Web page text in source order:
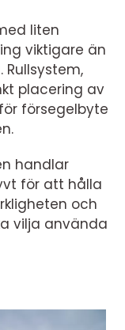
liten
viktigare än
placering av
försegelbyte
handlar
för att hålla
och
vilja använda